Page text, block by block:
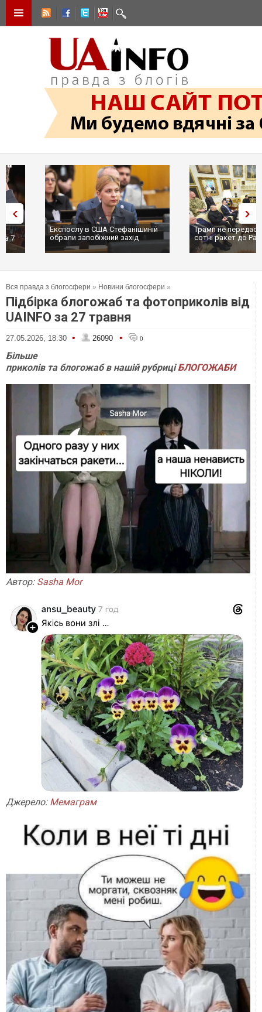
Експослу в США Стефанішиній
обрали запобіжний захід
Трамп не передасть Україні
сотні ракет до Patriot, бо у
Вся правда з блогосфери » Новини блогосфери »
Підбірка блогожаб та фотоприколів від
UAINFO за 27 травня
27.05.2026, 18:30 • 26090 • 0
Більше
приколів та блогожаб в нашій рубриціБЛОГОЖАБИ
Автор: Sasha Mor
Джерело: Мемаграм